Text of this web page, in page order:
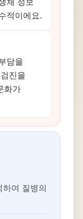
적이에요.
담을
진을
화가
여 질병의